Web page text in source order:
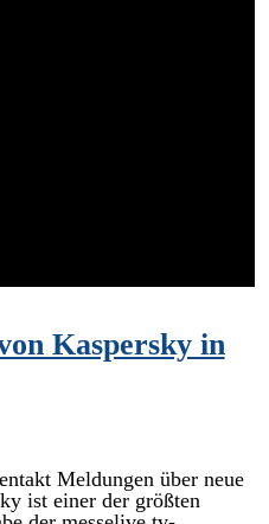
Kaspersky in
Meldungen über neue
ist einer der größten